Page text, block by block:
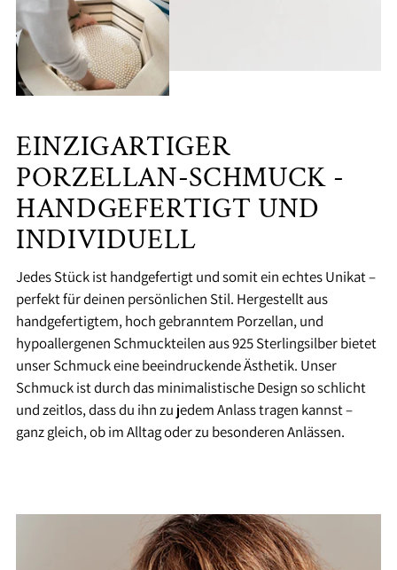
EINZIGARTIGER
PORZELLAN-SCHMUCK -
HANDGEFERTIGT UND
INDIVIDUELL
Jedes Stück ist handgefertigt und somit ein echtes Unikat –
perfekt für deinen persönlichen Stil. Hergestellt aus
handgefertigtem, hoch gebranntem Porzellan, und
hypoallergenen Schmuckteilen aus 925 Sterlingsilber bietet
unser Schmuck eine beeindruckende Ästhetik. Unser
Schmuck ist durch das minimalistische Design so schlicht
und zeitlos, dass du ihn zu jedem Anlass tragen kannst –
ganz gleich, ob im Alltag oder zu besonderen Anlässen.